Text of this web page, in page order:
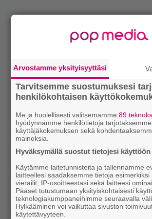
Arvostamme yksityisyyttäsi
Tarvitsemme suostumuksesi
henkilökohtaisen
Me ja huolellisesti valitsemamme89
hyödynnämme henkilötietoja
käyttäjäkokemuksen sekä
mainoksia.
Hyväksymällä suostut tietojesi käyttöön
Käytämme laitetunnisteita ja tallennamme
laitteellesi saadaksemme tietoja esimerkiksi
vierailit, IP-osoitteestasi sekä laitteesi
Pääset tutustumaan yksityiskohtaisesti
teknologiakumppaneihimme seuraavalla
Hylkääminen voi vaikuttaa sivuston
käytettävyyteen.